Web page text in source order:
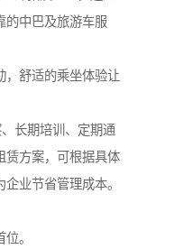
的中巴及旅游车服
，舒适的乘坐体验让
长期培训、定期通
赁方案，可根据具体
业节省管理成本。
。